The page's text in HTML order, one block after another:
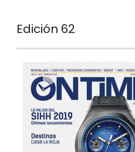
Edición 62